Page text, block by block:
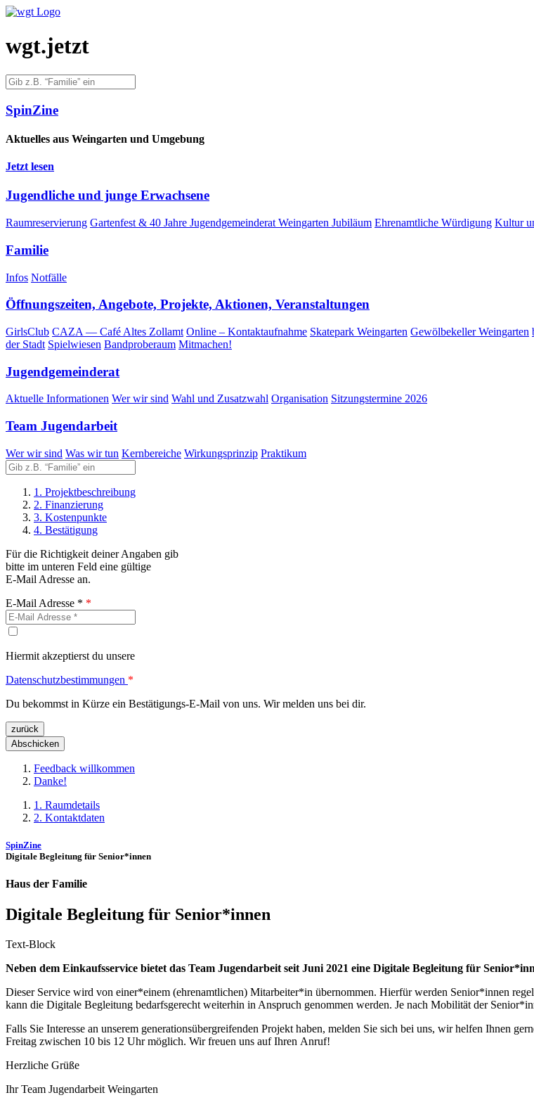
wgt.jetzt
Spin­Zi­ne
Aktu­el­les aus Wein­gar­ten und Umgebung
Jetzt lesen
Jugend­li­che und jun­ge Erwachsene
Raum­re­ser­vie­rung Gar­ten­fest & 40 Jah­re Jugend­ge­mein­de­rat Wein­gar­ten Jubiläum Ehren­amt­li­che Würdigung Kul­tur
Fami­lie
Infos Not­fäl­le
Öff­nungs­zei­ten, Ange­bo­te, Pro­jek­te, Aktio­nen, Veranstaltungen
Girls­Club CAZA — Café Altes Zollamt Online – Kontaktaufnahme Skate­park Weingarten Gewöl­be­kel­ler Weingarten
der Stadt Spiel­wie­sen Band­pro­be­raum Mit­ma­chen!
Jugend­ge­mein­de­rat
Aktu­el­le Informationen Wer wir sind Wahl und Zusatzwahl Orga­ni­sa­ti­on Sit­zungs­ter­mi­ne 2026
Team Jugend­ar­beit
Wer wir sind Was wir tun Kern­be­rei­che Wir­kungs­prin­zip Prak­ti­kum
1. Projektbeschreibung
2. Finanzierung
3. Kostenpunkte
4. Bestätigung
Für die Richtigkeit deiner Angaben gib
bitte im unteren Feld eine gültige
E-Mail Adresse an.
E-Mail Adresse * *
Hiermit akzeptierst du unsere
Datenschutzbestimmungen *
Du bekommst in Kürze ein Bestätigungs-E-Mail von uns. Wir melden uns bei dir.
Feedback willkommen
Danke!
1. Raumdetails
2. Kontaktdaten
Spin­Zi­ne
Digi­ta­le Beglei­tung für Senior*innen
Haus der Familie
Digi­ta­le Beglei­tung für Senior*innen
Text-Block
Neben dem Ein­kaufs­ser­vice bie­tet das Team Jugend­ar­beit seit Juni 2021 eine Digi­ta­le Beglei­tung für
Die­ser Ser­vice wird von einer*einem (ehren­amt­li­chen) Mitarbeiter*in über­nom­men. Hier­für wer­den Senior*innen
kann die Digi­ta­le Beglei­tung bedarfs­ge­recht wei­ter­hin in Anspruch genom­men wer­den. Je nach Mobi­li­tät der
Falls Sie Inter­es­se an unse­rem gene­ra­ti­ons­über­grei­fen­den Pro­jekt haben, mel­den Sie sich bei uns, wir hel­fen Ihnen
Frei­tag zwi­schen 10 bis 12 Uhr mög­lich. Wir freu­en uns auf Ihren Anruf!
Herz­li­che Grüße
Ihr Team Jugend­ar­beit Weingarten